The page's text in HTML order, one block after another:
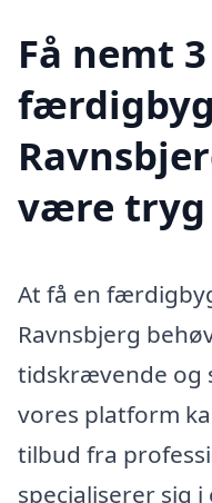
Få nemt
være tryg
At få en
Ravnsbjerg
tidskrævende og
vores platform
tilbud fra
specialiserer sig